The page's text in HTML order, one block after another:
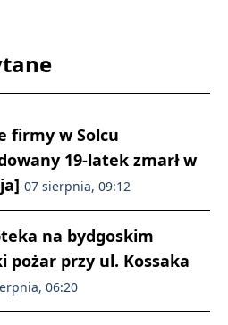
firmy w Solcu
19-latek zmarł w
07 sierpnia, 09:12
na bydgoskim
pożar przy ul. Kossaka
06:20